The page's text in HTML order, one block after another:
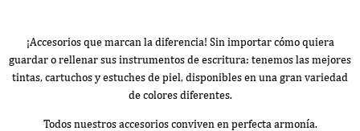
¡Accesorios que marcan la diferencia! Sin importar cómo quiera
guardar o rellenar sus instrumentos de escritura: tenemos las mejores
tintas, cartuchos y estuches de piel, disponibles en una gran variedad
de colores diferentes.
Todos nuestros accesorios conviven en perfecta armonía.